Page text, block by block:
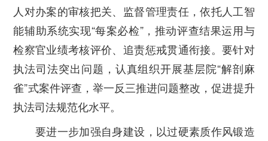
人对办案的审核把关、监督管理责任，依托人工智
能辅助系统实现“每案必检”，推动评查结果运用与
检察官业绩考核评价、追责惩戒贯通衔接。要针对
执法司法突出问题，认真组织开展基层院“解剖麻
雀”式案件评查，举一反三推进问题整改，促进提升
执法司法规范化水平。
要进一步加强自身建设，以过硬素质作风锻造